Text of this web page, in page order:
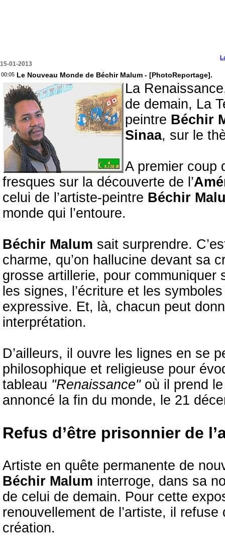
15-01-2013
00:05 Le Nouveau Monde de Béchir Malum - [PhotoReportage].
La
de demain, La
peintre Béchir
Sinaa, sur le
A premier coup
fresques sur la découverte de l’
celui de l’artiste-peintre Béchir
monde qui l’entoure.
Béchir Malum sait surprendre.
charme, qu’on hallucine devant sa
grosse artillerie, pour
les signes, l’écriture et les
expressive. Et, là, chacun peut
interprétation.
D’ailleurs, il ouvre les lignes en se
philosophique et religieuse pour
tableau "Renaissance" où il prend
annoncé la fin du monde, le 21
Refus d’être prisonnier de
Artiste en quête permanente de
Béchir Malum interroge, dans sa
de celui de demain. Pour cette
renouvellement de l’artiste, il refuse
création.